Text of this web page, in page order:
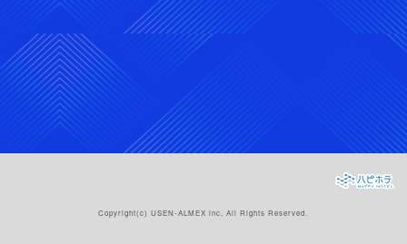
Copyright(c)USEN-ALMEX inc, All Rights Reserved.